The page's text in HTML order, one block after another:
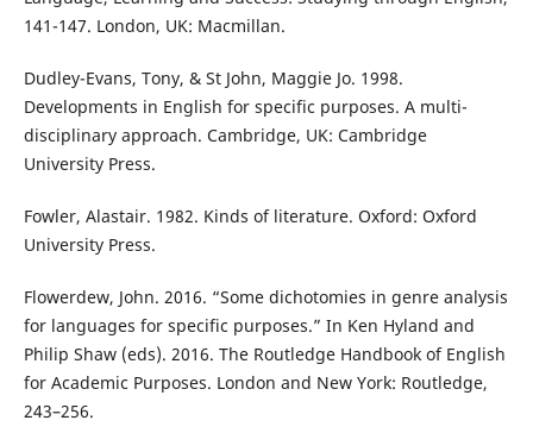
141-147. London, UK: Macmillan.
Dudley-Evans, Tony, & St John, Maggie Jo. 1998.
Developments in English for specific purposes. A multi-
disciplinary approach. Cambridge, UK: Cambridge
University Press.
Fowler, Alastair. 1982. Kinds of literature. Oxford: Oxford
University Press.
Flowerdew, John. 2016. “Some dichotomies in genre analysis
for languages for specific purposes.” In Ken Hyland and
Philip Shaw (eds). 2016. The Routledge Handbook of English
for Academic Purposes. London and New York: Routledge,
243–256.